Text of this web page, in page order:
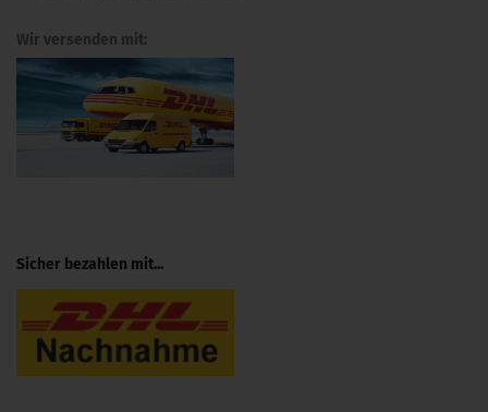
Wir versenden mit:
Sicher bezahlen mit...